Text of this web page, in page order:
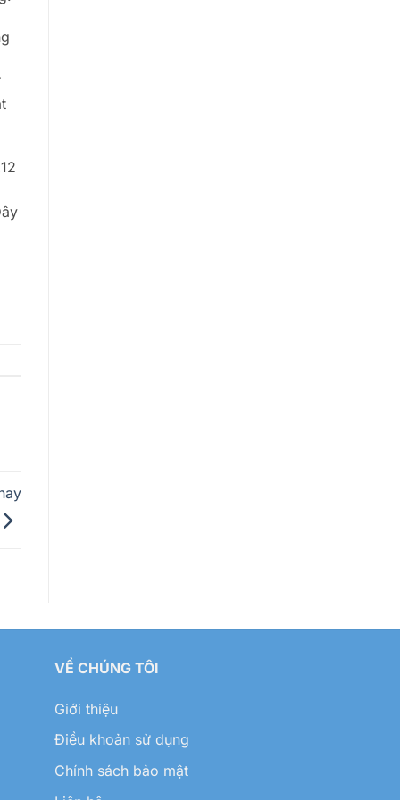
VỀ CHÚNG TÔI
Giới thiệu
Điều khoản sử dụng
Chính sách bảo mật